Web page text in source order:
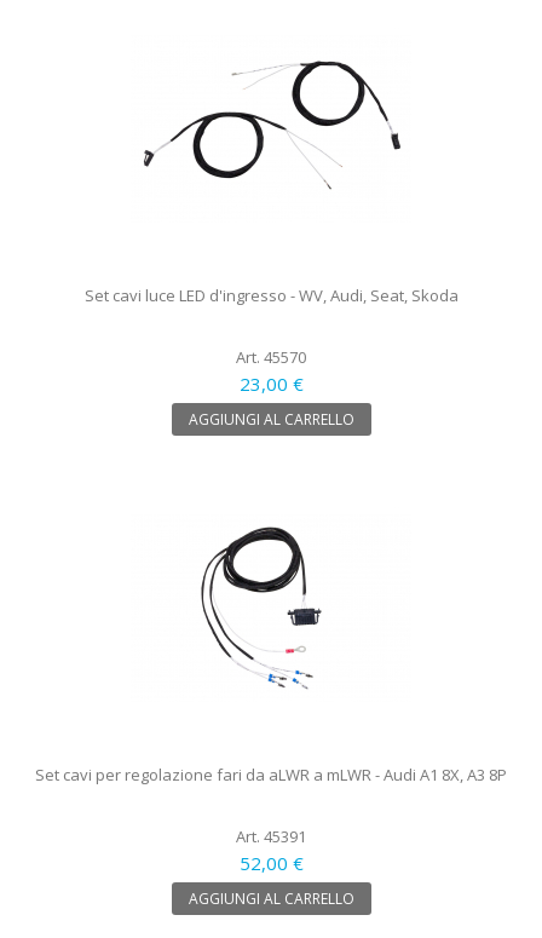
Set cavi luce LED d'ingresso - WV, Audi, Seat, Skoda
Art. 45570
23,00 €
AGGIUNGI AL CARRELLO
Set cavi per regolazione fari da aLWR a mLWR - Audi A1 8X, A3 8P
Art. 45391
52,00 €
AGGIUNGI AL CARRELLO